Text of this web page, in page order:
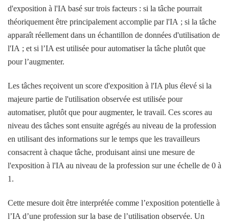
d'exposition à l'IA basé sur trois facteurs : si la tâche pourrait
théoriquement être principalement accomplie par l'IA ; si la tâche
apparaît réellement dans un échantillon de données d'utilisation de
l'IA ; et si l’IA est utilisée pour automatiser la tâche plutôt que
pour l’augmenter.
Les tâches reçoivent un score d'exposition à l'IA plus élevé si la
majeure partie de l'utilisation observée est utilisée pour
automatiser, plutôt que pour augmenter, le travail. Ces scores au
niveau des tâches sont ensuite agrégés au niveau de la profession
en utilisant des informations sur le temps que les travailleurs
consacrent à chaque tâche, produisant ainsi une mesure de
l'exposition à l'IA au niveau de la profession sur une échelle de 0 à
1.
Cette mesure doit être interprétée comme l’exposition potentielle à
l’IA d’une profession sur la base de l’utilisation observée. Un